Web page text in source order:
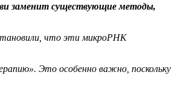
заменит существующие методы,
что эти микроРНК
Это особенно важно, поскольку